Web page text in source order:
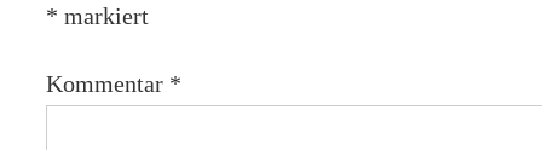
* markiert
Kommentar *